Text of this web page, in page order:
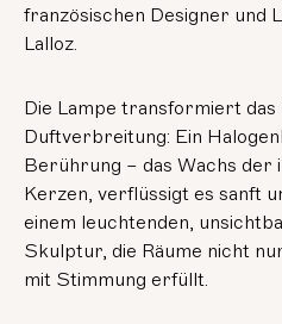
französischen Designer und
Lalloz.
Die Lampe transformiert
Duftverbreitung: Ein
Berührung – das Wachs der
Kerzen, verflüssigt es sanft
einem leuchtenden,
Skulptur, die Räume nicht
mit Stimmung erfüllt.